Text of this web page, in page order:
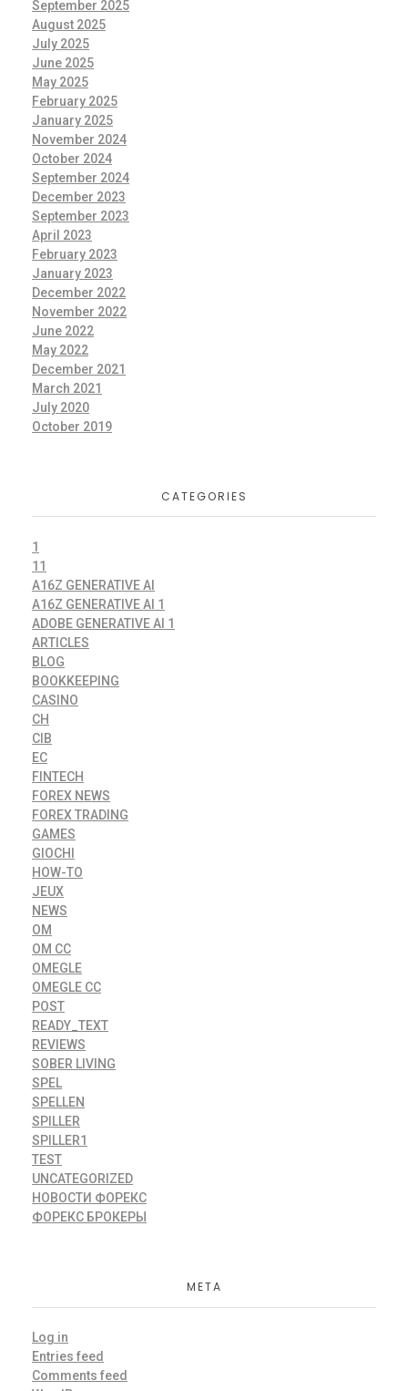
September 2025
August 2025
July 2025
June 2025
May 2025
February 2025
January 2025
November 2024
October 2024
September 2024
December 2023
September 2023
April 2023
February 2023
January 2023
December 2022
November 2022
June 2022
May 2022
December 2021
March 2021
July 2020
October 2019
CATEGORIES
1
11
A16Z GENERATIVE AI
A16Z GENERATIVE AI 1
ADOBE GENERATIVE AI 1
ARTICLES
BLOG
BOOKKEEPING
CASINO
CH
CIB
EC
FINTECH
FOREX NEWS
FOREX TRADING
GAMES
GIOCHI
HOW-TO
JEUX
NEWS
OM
OM CC
OMEGLE
OMEGLE CC
POST
READY_TEXT
REVIEWS
SOBER LIVING
SPEL
SPELLEN
SPILLER
SPILLER1
TEST
UNCATEGORIZED
НОВОСТИ ФОРЕКС
ФОРЕКС БРОКЕРЫ
META
Log in
Entries feed
Comments feed